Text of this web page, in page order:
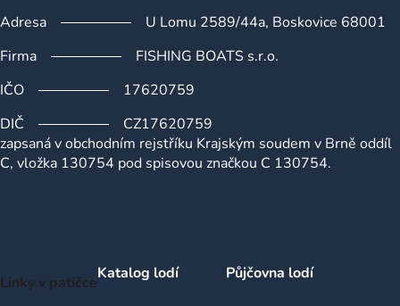
Adresa
U Lomu 2589/44a, Boskovice 68001
Firma
FISHING BOATS s.r.o.
IČO
17620759
DIČ
CZ17620759
zapsaná v obchodním rejstříku Krajským soudem v Brně oddíl
C, vložka 130754 pod spisovou značkou C 130754.
Linky v patičceKatalog lodí Půjčovna lodí